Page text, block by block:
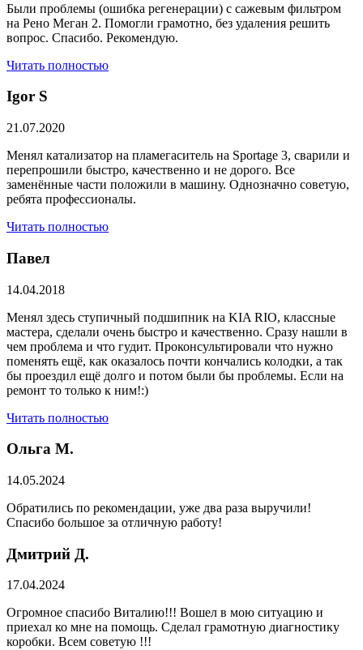
Были проблемы (ошибка регенерации) с сажевым фильтром
на Рено Меган 2. Помогли грамотно, без удаления решить
вопрос. Спасибо. Рекомендую.
Читать полностью
​Igor S
21.07.2020
Менял катализатор на пламегаситель на Sportage 3, сварили и
перепрошили быстро, качественно и не дорого. Все
заменённые части положили в машину. Однозначно советую,
ребята профессионалы.
Читать полностью
Павел
14.04.2018
Менял здесь ступичный подшипник на KIA RIO, классные
мастера, сделали очень быстро и качественно. Сразу нашли в
чем проблема и что гудит. Проконсультировали что нужно
поменять ещё, как оказалось почти кончались колодки, а так
бы проездил ещё долго и потом были бы проблемы. Если на
ремонт то только к ним!:)
Читать полностью
Ольга М.
14.05.2024
Обратились по рекомендации, уже два раза выручили!
Спасибо большое за отличную работу!
Дмитрий Д.
17.04.2024
Огромное спасибо Виталию!!! Вошел в мою ситуацию и
приехал ко мне на помощь. Сделал грамотную диагностику
коробки. Всем советую !!!